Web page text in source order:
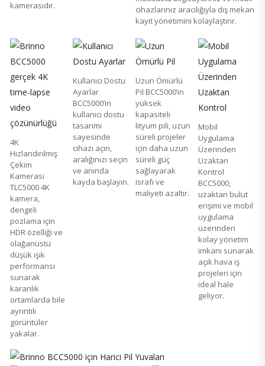
kamerasıdır.
cihazlarınız aracılığıyla dış mekan
kayıt yönetimini kolaylaştırır.
4K
Hızlandırılmış
Çekim
Kamerası
TLC5000 4K
kamera,
dengeli
pozlama için
HDR özelliği ve
olağanüstü
düşük ışık
performansı
sunarak
karanlık
ortamlarda bile
ayrıntılı
görüntüler
yakalar.
Kullanıcı Dostu
Ayarlar
BCC5000’in
kullanıcı dostu
tasarımı
sayesinde
cihazı açın,
aralığınızı seçin
ve anında
kayda başlayın.
Uzun Ömürlü
Pil BCC5000’in
yüksek
kapasiteli
lityum pili, uzun
süreli projeler
için daha uzun
süreli güç
sağlayarak
israfı ve
maliyeti azaltır.
Mobil
Uygulama
Üzerinden
Uzaktan
Kontrol
BCC5000,
uzaktan bulut
erişimi ve mobil
uygulama
üzerinden
kolay yönetim
imkanı sunarak
açık hava iş
projeleri için
ideal hale
geliyor.